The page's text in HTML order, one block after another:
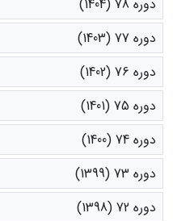
دوره 78 (1404)
دوره 77 (1403)
دوره 76 (1402)
دوره 75 (1401)
دوره 74 (1400)
دوره 73 (1399)
دوره 72 (1398)